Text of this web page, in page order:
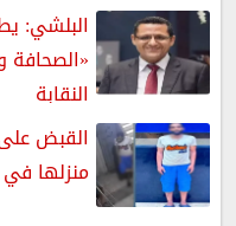
البلشي:
«الصحافة
النقابة
القبض
منزلها في